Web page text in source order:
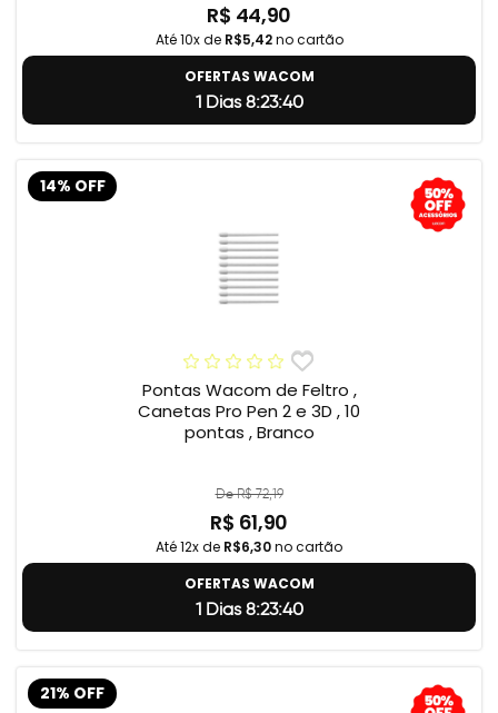
R$ 44,90
Até 10x de R$5,42no cartão
OFERTAS WACOM
1 Dias 8:23:39
14% OFF
Pontas Wacom de Feltro ,
Canetas Pro Pen 2 e 3D , 10
pontas , Branco
De R$ 72,19
R$ 61,90
Até 12x de R$6,30no cartão
OFERTAS WACOM
1 Dias 8:23:39
21% OFF